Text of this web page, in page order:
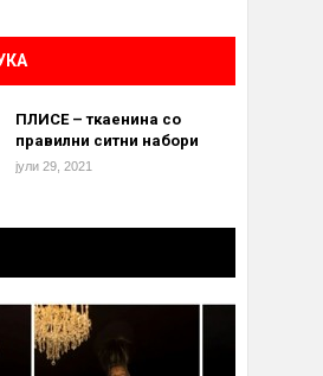
ПЛИСЕ – ткаенина со
правилни ситни набори
јули 29, 2021